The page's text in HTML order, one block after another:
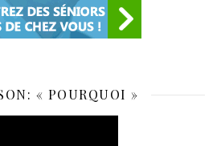
« POURQUOI »